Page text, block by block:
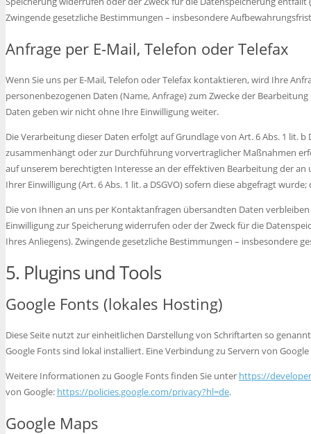
Zwingende gesetzliche Bestimmungen – insbesondere
Anfrage per E-Mail, Telefon oder Telefax
Wenn Sie uns per E-Mail, Telefon oder Telefax kontaktieren, wird Ihre
personenbezogenen Daten (Name, Anfrage) zum Zwecke der
Daten geben wir nicht ohne Ihre Einwilligung weiter.
Die Verarbeitung dieser Daten erfolgt auf Grundlage von Art. 6 Abs. 1 lit.
zusammenhängt oder zur Durchführung vorvertraglicher Maßnahmen
auf unserem berechtigten Interesse an der effektiven Bearbeitung der an
Ihrer Einwilligung (Art. 6 Abs. 1 lit. a DSGVO) sofern diese abgefragt
Die von Ihnen an uns per Kontaktanfragen übersandten Daten
Einwilligung zur Speicherung widerrufen oder der Zweck für die
Ihres Anliegens). Zwingende gesetzliche Bestimmungen – insbesondere
5. Plugins und Tools
Google Fonts (lokales Hosting)
Diese Seite nutzt zur einheitlichen Darstellung von Schriftarten so
Google Fonts sind lokal installiert. Eine Verbindung zu Servern von
Weitere Informationen zu Google Fonts finden Sie unter https://
von Google: https://policies.google.com/privacy?hl=de.
Google Maps